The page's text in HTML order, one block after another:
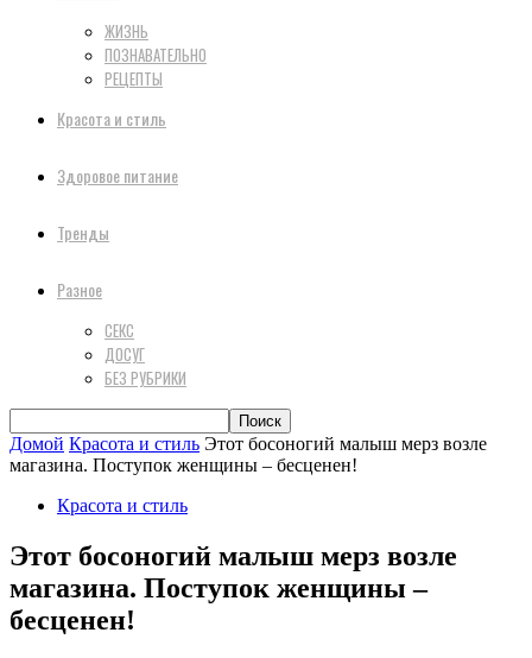
ЖИЗНЬ
ПОЗНАВАТЕЛЬНО
РЕЦЕПТЫ
Красота и стиль
Здоровое питание
Тренды
Разное
СЕКС
ДОСУГ
БЕЗ РУБРИКИ
Домой Красота и стиль Этот босоногий малыш мерз возле
магазина. Поступок женщины – бесценен!
Красота и стиль
Этот босоногий малыш мерз возле
магазина. Поступок женщины –
бесценен!